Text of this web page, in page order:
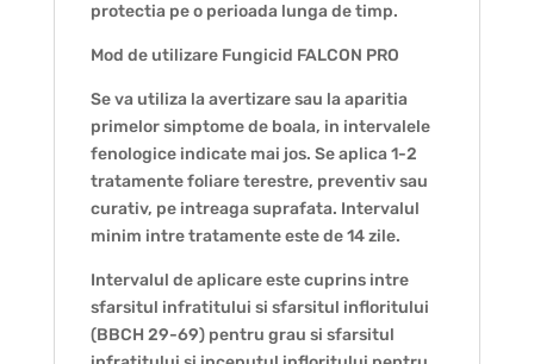
protectia pe o perioada lunga de timp.
Mod de utilizare Fungicid FALCON PRO
Se va utiliza la avertizare sau la aparitia
primelor simptome de boala, in intervalele
fenologice indicate mai jos. Se aplica 1-2
tratamente foliare terestre, preventiv sau
curativ, pe intreaga suprafata. Intervalul
minim intre tratamente este de 14 zile.
Intervalul de aplicare este cuprins intre
sfarsitul infratitului si sfarsitul infloritului
(BBCH 29-69) pentru grau si sfarsitul